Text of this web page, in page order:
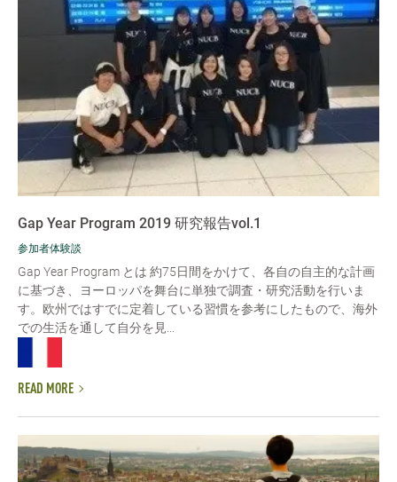
Gap Year Program 2019 研究報告vol.1
参加者体験談
Gap Year Program とは 約75日間をかけて、各自の自主的な計画
に基づき、ヨーロッパを舞台に単独で調査・研究活動を行いま
す。欧州ではすでに定着している習慣を参考にしたもので、海外
での生活を通して自分を見...
READ MORE